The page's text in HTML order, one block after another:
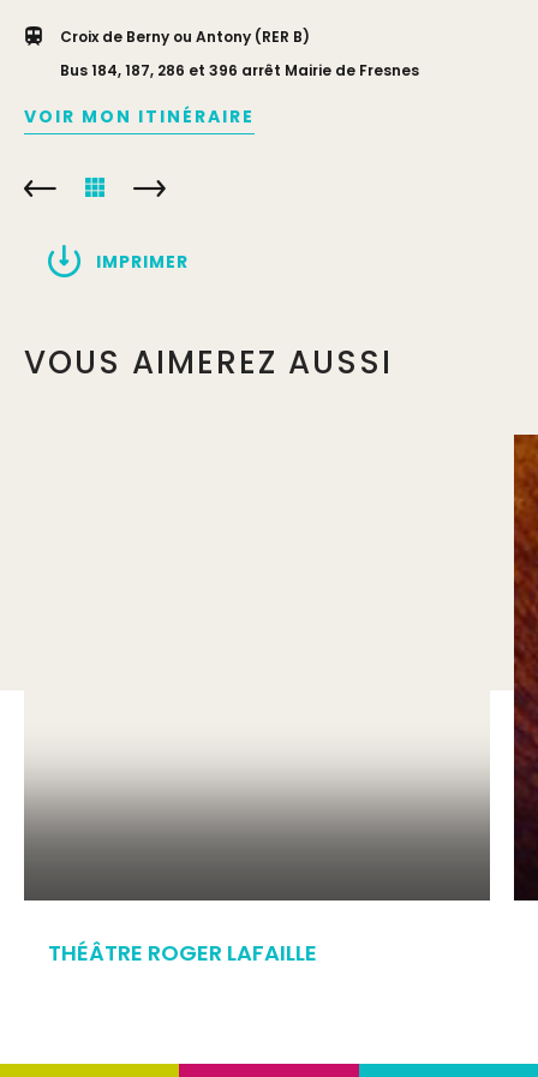
Croix de Berny ou Antony (RER B)
Bus 184, 187, 286 et 396 arrêt Mairie de Fresnes
VOIR MON ITINÉRAIRE
IMPRIMER
VOUS AIMEREZ AUSSI
THÉÂTRE ROGER LAFAILLE